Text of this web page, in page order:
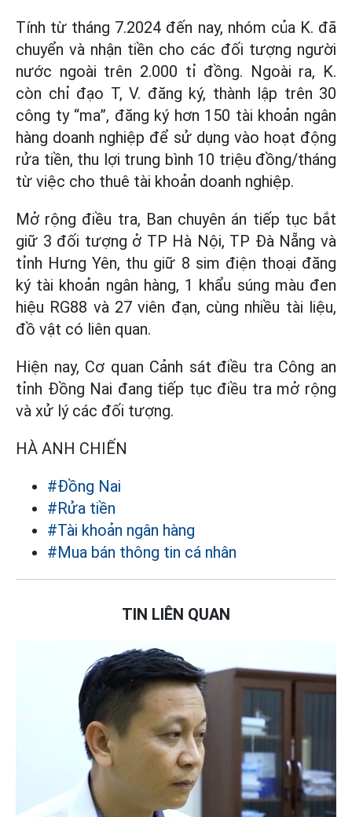
Tính từ tháng 7.2024 đến nay, nhóm của K. đã
chuyển và nhận tiền cho các đối tượng người
nước ngoài trên 2.000 tỉ đồng. Ngoài ra, K.
còn chỉ đạo T, V. đăng ký, thành lập trên 30
công ty “ma”, đăng ký hơn 150 tài khoản ngân
hàng doanh nghiệp để sử dụng vào hoạt động
rửa tiền, thu lợi trung bình 10 triệu đồng/tháng
từ việc cho thuê tài khoản doanh nghiệp.
Mở rộng điều tra, Ban chuyên án tiếp tục bắt
giữ 3 đối tượng ở TP Hà Nội, TP Đà Nẵng và
tỉnh Hưng Yên, thu giữ 8 sim điện thoại đăng
ký tài khoản ngân hàng, 1 khẩu súng màu đen
hiệu RG88 và 27 viên đạn, cùng nhiều tài liệu,
đồ vật có liên quan.
Hiện nay, Cơ quan Cảnh sát điều tra Công an
tỉnh Đồng Nai đang tiếp tục điều tra mở rộng
và xử lý các đối tượng.
HÀ ANH CHIẾN
#Đồng Nai
#Rửa tiền
#Tài khoản ngân hàng
#Mua bán thông tin cá nhân
TIN LIÊN QUAN